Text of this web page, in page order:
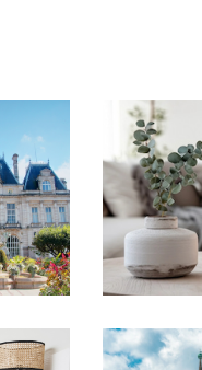
est unique,
vous accompagner
vous ressemble, à